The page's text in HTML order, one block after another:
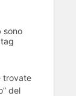
sono
trovate
del